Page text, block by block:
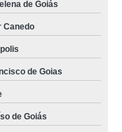
I
de Goiás
Canedo
de Goias
de Goiás